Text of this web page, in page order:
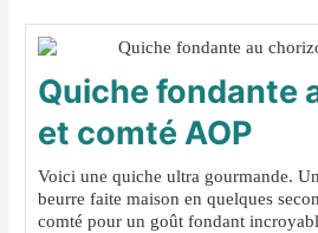
Quiche fondante
et comté AOP
Voici une quiche ultra gourmande.
beurre faite maison en quelques
comté pour un goût fondant